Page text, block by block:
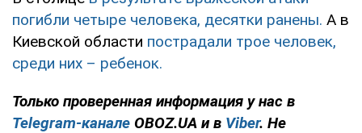
погибли четыре человека, десятки ранены. А в
Киевской области пострадали трое человек,
среди них – ребенок.
Только проверенная информация у нас в
Telegram-канале OBOZ.UA и в Viber. Не